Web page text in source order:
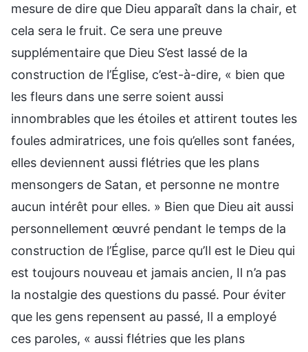
mesure de dire que Dieu apparaît dans la chair, et
cela sera le fruit. Ce sera une preuve
supplémentaire que Dieu S’est lassé de la
construction de l’Église, c’est-à-dire, « bien que
les fleurs dans une serre soient aussi
innombrables que les étoiles et attirent toutes les
foules admiratrices, une fois qu’elles sont fanées,
elles deviennent aussi flétries que les plans
mensongers de Satan, et personne ne montre
aucun intérêt pour elles. » Bien que Dieu ait aussi
personnellement œuvré pendant le temps de la
construction de l’Église, parce qu’Il est le Dieu qui
est toujours nouveau et jamais ancien, Il n’a pas
la nostalgie des questions du passé. Pour éviter
que les gens repensent au passé, Il a employé
ces paroles, « aussi flétries que les plans